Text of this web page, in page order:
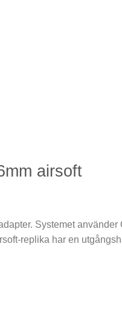
airsoft
Systemet
replika har en